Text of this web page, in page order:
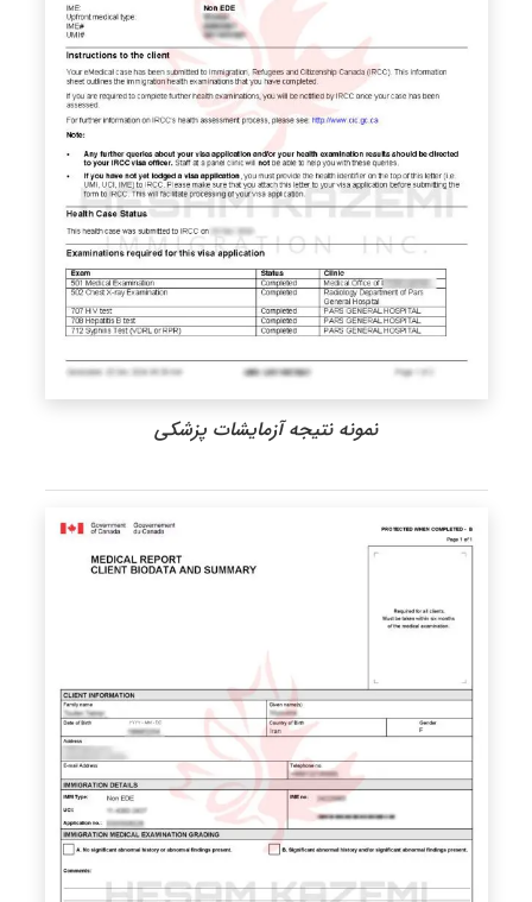
نمونه نتیجه آزمایشات پزشکی